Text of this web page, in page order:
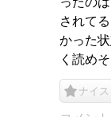
されて
かった
く読めそ
ナイス